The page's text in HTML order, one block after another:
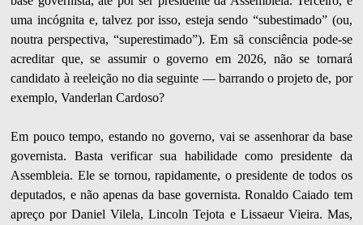
uma incógnita e, talvez por isso, esteja sendo “subestimado” (ou,
noutra perspectiva, “superestimado”). Em sã consciência pode-se
acreditar que, se assumir o governo em 2026, não se tornará
candidato à reeleição no dia seguinte — barrando o projeto de, por
exemplo, Vanderlan Cardoso?
Em pouco tempo, estando no governo, vai se assenhorar da base
governista. Basta verificar sua habilidade como presidente da
Assembleia. Ele se tornou, rapidamente, o presidente de todos os
deputados, e não apenas da base governista. Ronaldo Caiado tem
apreço por Daniel Vilela, Lincoln Tejota e Lissaeur Vieira. Mas,